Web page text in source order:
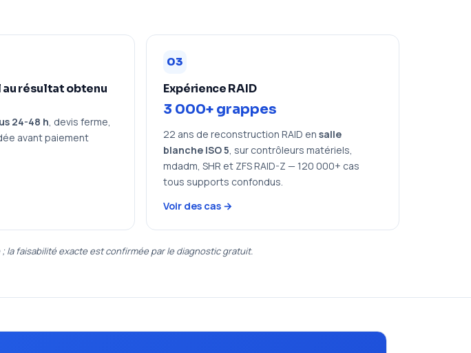
résultat obtenu
24-48 h, devis ferme,
avant paiement
03
Expérience RAID
3 000+ grappes
22 ans de reconstruction RAID en salle
blanche ISO 5, sur contrôleurs matériels,
mdadm, SHR et ZFS RAID-Z — 120 000+ cas
tous supports confondus.
Voir des cas →
la faisabilité exacte est confirmée par le diagnostic gratuit.